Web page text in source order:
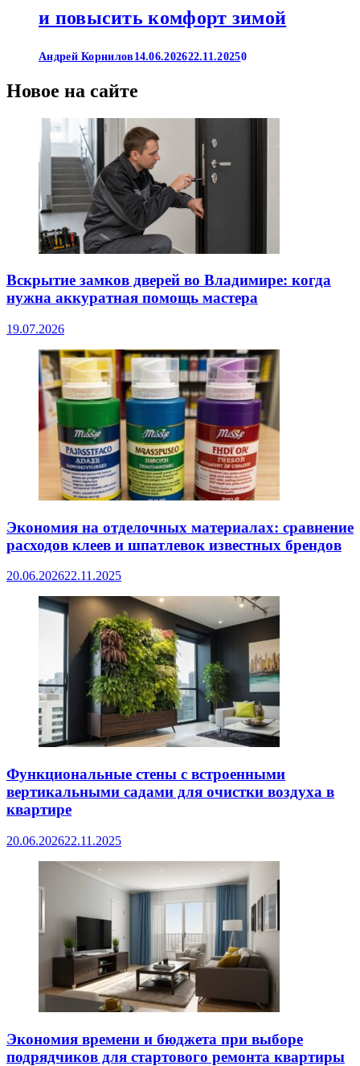
и повысить комфорт зимой
Андрей Корнилов 14.06.202622.11.20250
Новое на сайте
Вскрытие замков дверей во Владимире: когда
нужна аккуратная помощь мастера
19.07.2026
Экономия на отделочных материалах: сравнение
расходов клеев и шпатлевок известных брендов
20.06.202622.11.2025
Функциональные стены с встроенными
вертикальными садами для очистки воздуха в
квартире
20.06.202622.11.2025
Экономия времени и бюджета при выборе
подрядчиков для стартового ремонта квартиры